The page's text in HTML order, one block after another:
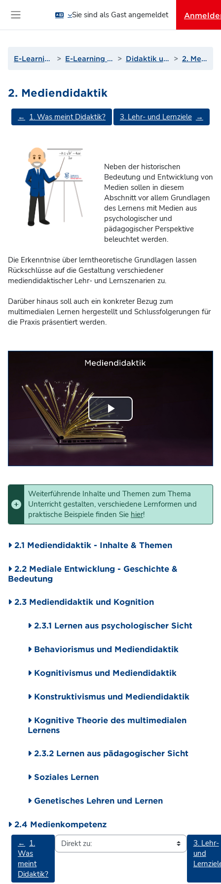
Sie sind als Gast angemeldet
E-Learning und Moodle E-Learning und Mediendidaktik Didaktik und Mediendidaktik 2. Mediendidaktik
2. Mediendidaktik
Abschnittsübersicht
← 1. Was meint Didaktik? →
3. Lehr- und Lernziele
Neben der historischen
Bedeutung und Entwicklung von
Medien sollen in diesem
Abschnitt vor allem Grundlagen
des Lernens mit Medien aus
psychologischer und
pädagogischer Perspektive
beleuchtet werden.
Die Erkenntnise über lerntheoretische Grundlagen lassen
Rückschlüsse auf die Gestaltung verschiedener
mediendidaktischer Lehr- und Lernszenarien zu.
Darüber hinaus soll auch ein konkreter Bezug zum
multimedialen Lernen hergestellt und Schlussfolgerungen für
die Praxis präsentiert werden.
Video
abspielen
Weiterführende Inhalte und Themen zum Thema
Unterricht gestalten, verschiedene Lernformen und
praktische Beispiele finden Sie hier!
2.1 Mediendidaktik - Inhalte & Themen
2.2 Mediale Entwicklung - Geschichte &
Bedeutung
2.3 Mediendidaktik und Kognition
2.3.1 Lernen aus psychologischer Sicht
Behaviorismus und Mediendidaktik
Kognitivismus und Mediendidaktik
Konstruktivismus und Mediendidaktik
Kognitive Theorie des multimedialen
Lernens
2.3.2 Lernen aus pädagogischer Sicht
Soziales Lernen
Genetisches Lehren und Lernen
2.4 Medienkompetenz
← 1.
Was
meint
Didaktik?
3. Lehr-
und